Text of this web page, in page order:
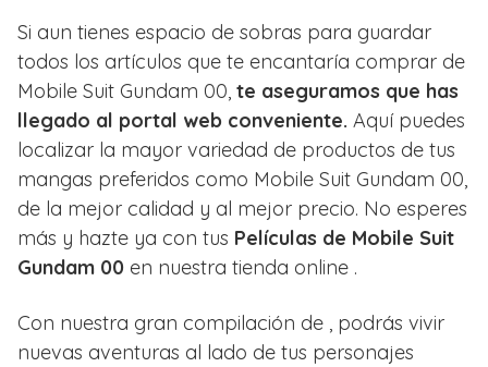
Si aun tienes espacio de sobras para guardar
todos los artículos que te encantaría comprar de
Mobile Suit Gundam 00, te aseguramos que has
llegado al portal web conveniente. Aquí puedes
localizar la mayor variedad de productos de tus
mangas preferidos como Mobile Suit Gundam 00,
de la mejor calidad y al mejor precio. No esperes
más y hazte ya con tus Películas de Mobile Suit
Gundam 00 en nuestra tienda online .
Con nuestra gran compilación de , podrás vivir
nuevas aventuras al lado de tus personajes